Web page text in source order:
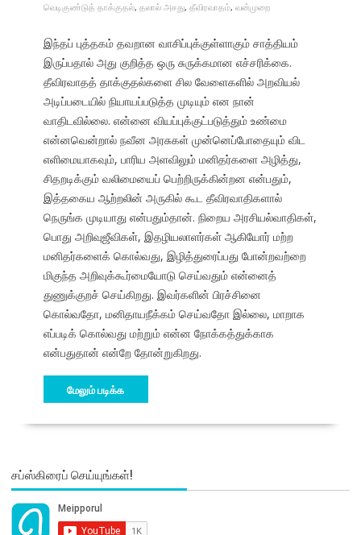
வெடிகுண்டுத் தாக்குதல், தலால் அசது, தீவிரவாதம், வன்முறை
இந்தப் புத்தகம் தவறான வாசிப்புக்குள்ளாகும் சாத்தியம்
இருப்பதால் அது குறித்த ஒரு சுருக்கமான எச்சரிக்கை.
தீவிரவாதத் தாக்குதல்களை சில வேளைகளில் அறவியல்
அடிப்படையில் நியாயப்படுத்த முடியும் என நான்
வாதிடவில்லை. என்னை வியப்புக்குட்படுத்தும் உண்மை
என்னவென்றால் நவீன அரசுகள் முன்னெப்போதையும் விட
எளிமையாகவும், பாரிய அளவிலும் மனிதர்களை அழித்து,
சிதறடிக்கும் வலிமையைப் பெற்றிருக்கின்றன என்பதும்,
இத்தகைய ஆற்றலின் அருகில் கூட தீவிரவாதிகளால்
நெருங்க முடியாது என்பதும்தான். நிறைய அரசியல்வாதிகள்,
பொது அறிவுஜீவிகள், இதழியலாளர்கள் ஆகியோர் மற்ற
மனிதர்களைக் கொல்வது, இழித்துரைப்பது போன்றவற்றை
மிகுந்த அறிவுக்கூர்மையோடு செய்வதும் என்னைத்
துணுக்குறச் செய்கிறது. இவர்களின் பிரச்சினை
கொல்வதோ, மனிதாயநீக்கம் செய்வதோ இல்லை, மாறாக
எப்படிக் கொல்வது மற்றும் என்ன நோக்கத்துக்காக
என்பதுதான் என்றே தோன்றுகிறது.
மேலும் படிக்க
சப்ஸ்கிரைப் செய்யுங்கள்!